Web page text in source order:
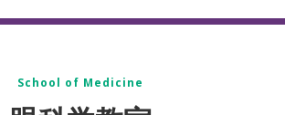
School of Medicine